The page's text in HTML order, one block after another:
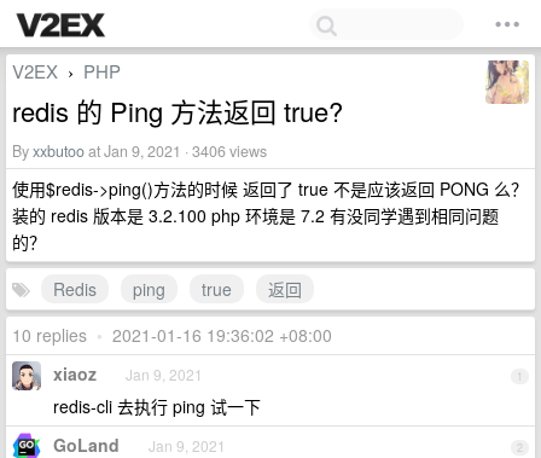
V2EX › PHP
redis 的 Ping 方法返回 true?
Byxxbutooat Jan 9, 2021 · 3406 views
使用$redis->ping()方法的时候 返回了 true 不是应该返回 PONG 么？
装的 redis 版本是 3.2.100 php 环境是 7.2 有没同学遇到相同问题
的？
Redis
ping true
返回
10 replies • 2021-01-16 19:36:02 +08:00
1
xiaoz Jan 9, 2021
redis-cli 去执行 ping 试一下
2
GoLand Jan 9, 2021